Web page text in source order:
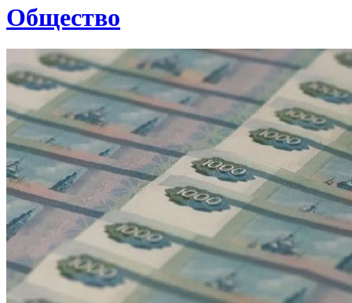
Общество